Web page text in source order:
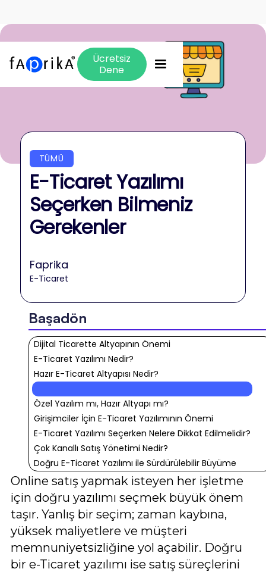
Ücretsiz
Dene
TÜMÜ
E-Ticaret Yazılımı
Seçerken Bilmeniz
Gerekenler
Faprika
E-Ticaret
Başadön
Dijital Ticarette Altyapının Önemi
E-Ticaret Yazılımı Nedir?
Hazır E-Ticaret Altyapısı Nedir?
Özel Yazılım mı, Hazır Altyapı mı?
Girişimciler İçin E-Ticaret Yazılımının Önemi
E-Ticaret Yazılımı Seçerken Nelere Dikkat Edilmelidir?
Çok Kanallı Satış Yönetimi Nedir?
Doğru E-Ticaret Yazılımı ile Sürdürülebilir Büyüme
Online satış yapmak isteyen her işletme
için doğru yazılımı seçmek büyük önem
taşır. Yanlış bir seçim; zaman kaybına,
yüksek maliyetlere ve müşteri
memnuniyetsizliğine yol açabilir. Doğru
bir e-Ticaret yazılımı ise satış süreçlerini